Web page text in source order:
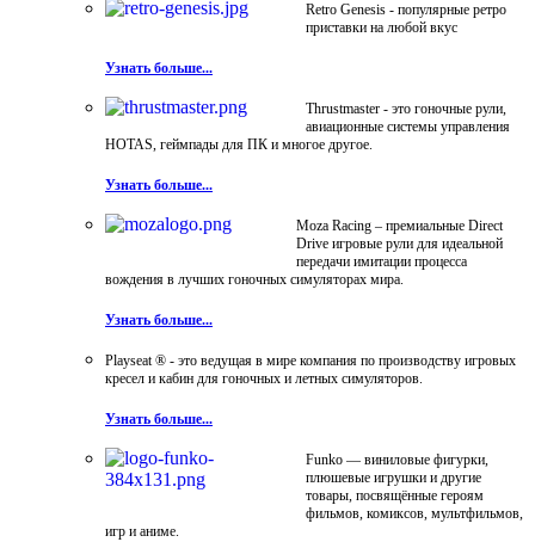
Retro Genesis - популярные ретро
приставки на любой вкус
Узнать больше...
Thrustmaster - это гоночные рули,
авиационные системы управления
HOTAS, геймпады для ПК и многое другое.
Узнать больше...
Moza Racing – премиальные Direct
Drive игровые рули для идеальной
передачи имитации процесса
вождения в лучших гоночных симуляторах мира.
Узнать больше...
Playseat ® - это ведущая в мире компания по производству игровых
кресел и кабин для гоночных и летных симуляторов.
Узнать больше...
Funko — виниловые фигурки,
плюшевые игрушки и другие
товары, посвящённые героям
фильмов, комиксов, мультфильмов,
игр и аниме.